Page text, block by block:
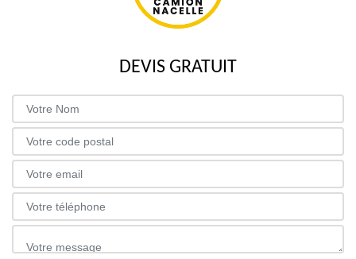
DEVIS GRATUIT